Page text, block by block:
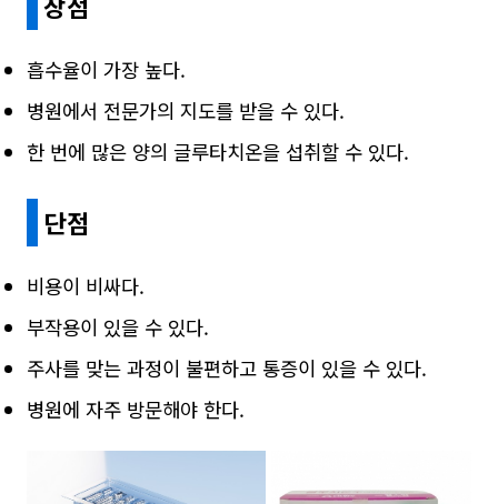
흡수율이 가장 높다.
병원에서 전문가의 지도를 받을 수 있다.
한 번에 많은 양의 글루타치온을 섭취할 수 있다.
단점
비용이 비싸다.
부작용이 있을 수 있다.
주사를 맞는 과정이 불편하고 통증이 있을 수 있다.
병원에 자주 방문해야 한다.